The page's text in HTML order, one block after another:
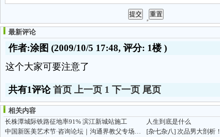
最新评论
作者:涂图 (2009/10/5 17:48, 评分: 1楼)
这个大家可要注意了
共有1评论首页 上一页 1 下一页 尾页
相关内容
长株潭城际铁路征地率91% 滨江新城站施工
人生到底是什么
中国新医美艺术节·咨询论坛｜沟通界教父专场分享高效成交秘笈，...
[杂七杂八] 次品男大剖析